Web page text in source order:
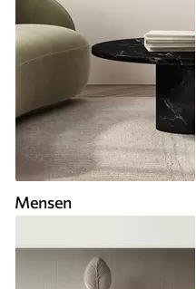
Mensen